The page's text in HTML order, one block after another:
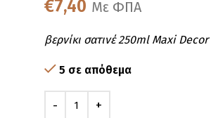
€7,40 Με ΦΠΑ
βερνίκι σατινέ 250ml Maxi Decor
5 σε απόθεμα